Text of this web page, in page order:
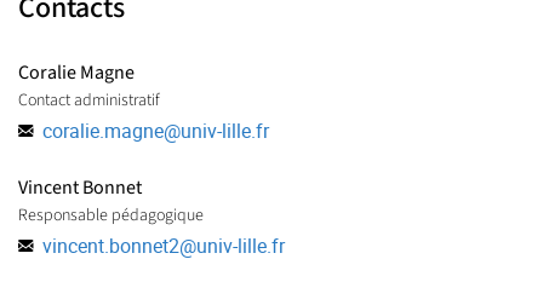
Coralie Magne
Contact administratif
coralie.magne@univ-lille.fr
Vincent Bonnet
Responsable pédagogique
vincent.bonnet2@univ-lille.fr